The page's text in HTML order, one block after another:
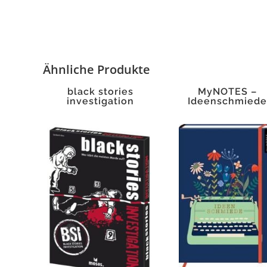
Ähnliche Produkte
black stories
investigation
MyNOTES –
Ideenschmiede